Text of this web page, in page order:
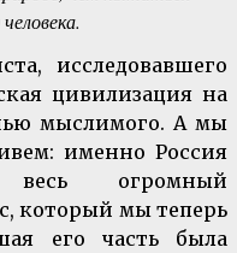
исследовавшего
цивилизация на
мыслимого. А мы
именно Россия
огромный
который мы теперь
его часть была